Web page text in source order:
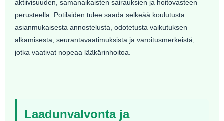
aktiivisuuden, samanaikaisten sairauksien ja hoitovasteen
perusteella. Potilaiden tulee saada selkeää koulutusta
asianmukaisesta annostelusta, odotetusta vaikutuksen
alkamisesta, seurantavaatimuksista ja varoitusmerkeistä,
jotka vaativat nopeaa lääkärinhoitoa.
Laadunvalvonta ja